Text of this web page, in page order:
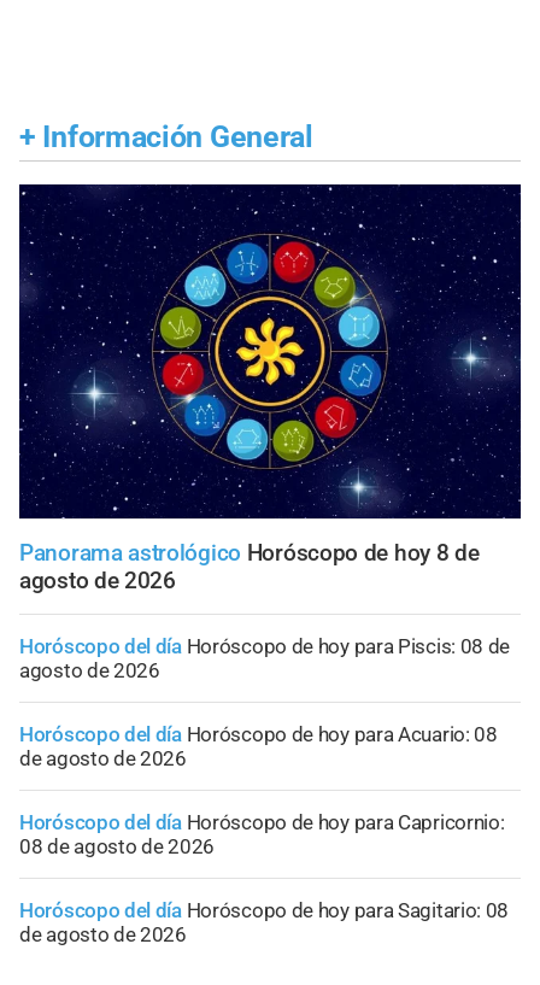
+ Información General
Panorama astrológico Horóscopo de hoy 8 de
agosto de 2026
Horóscopo del día Horóscopo de hoy para Piscis: 08 de
agosto de 2026
Horóscopo del día Horóscopo de hoy para Acuario: 08
de agosto de 2026
Horóscopo del día Horóscopo de hoy para Capricornio:
08 de agosto de 2026
Horóscopo del día Horóscopo de hoy para Sagitario: 08
de agosto de 2026